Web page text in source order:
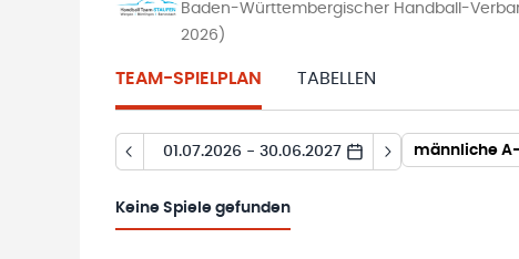
Baden-Württembergischer Handball-
2026)
TEAM-SPIELPLAN TABELLEN
01.07.2026 - 30.06.2027 männliche
Keine Spiele gefunden